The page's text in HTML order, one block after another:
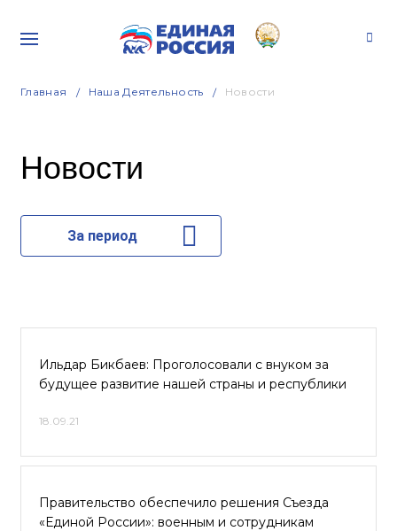
Главная Наша Деятельность Новости
Новости
За период
Ильдар Бикбаев: Проголосовали с внуком за
будущее развитие нашей страны и республики
18.09.21
Правительство обеспечило решения Съезда
«Единой России»: военным и сотрудникам